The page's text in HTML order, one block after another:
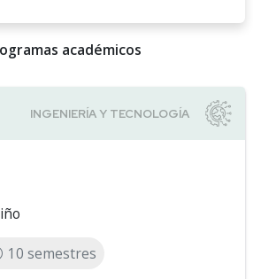
académicos
10 semestres